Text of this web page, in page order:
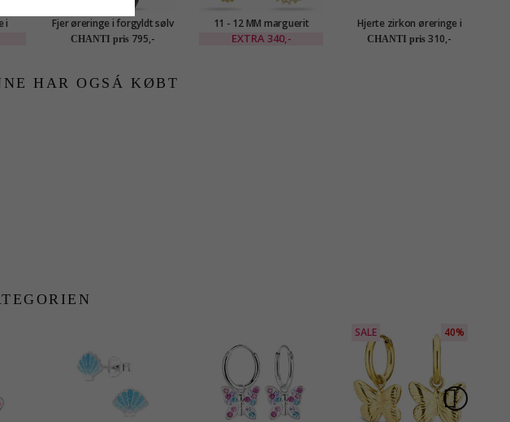
i
Fjer øreringe i forgyldt sølv
med sort rhodineret sølv
CHANTI pris 795,-
11 - 12 MM marguerit
øreringe i forgyldt sølv -
EXTRA 340,-
Hjerte zirkon øreringe i
forgyldt sølv
CHANTI pris 310,-
HAR OGSÁ KØBT
SALE 40%